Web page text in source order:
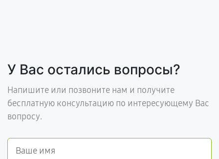
У Вас остались вопросы?
Напишите или позвоните нам и получите
бесплатную консультацию по интересующему Вас
вопросу.